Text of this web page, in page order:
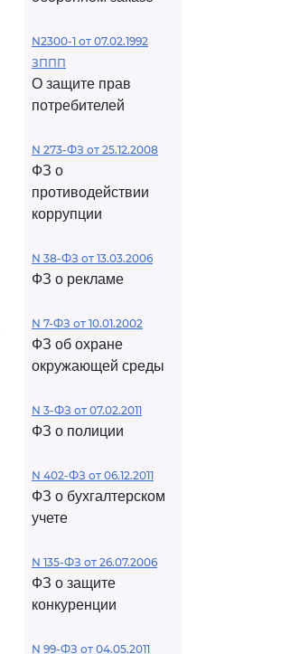
N2300-1 от 07.02.1992
ЗППП
О защите прав
потребителей
N 273-ФЗ от 25.12.2008
ФЗ о
противодействии
коррупции
N 38-ФЗ от 13.03.2006
ФЗ о рекламе
N 7-ФЗ от 10.01.2002
ФЗ об охране
окружающей среды
N 3-ФЗ от 07.02.2011
ФЗ о полиции
N 402-ФЗ от 06.12.2011
ФЗ о бухгалтерском
учете
N 135-ФЗ от 26.07.2006
ФЗ о защите
конкуренции
N 99-ФЗ от 04.05.2011